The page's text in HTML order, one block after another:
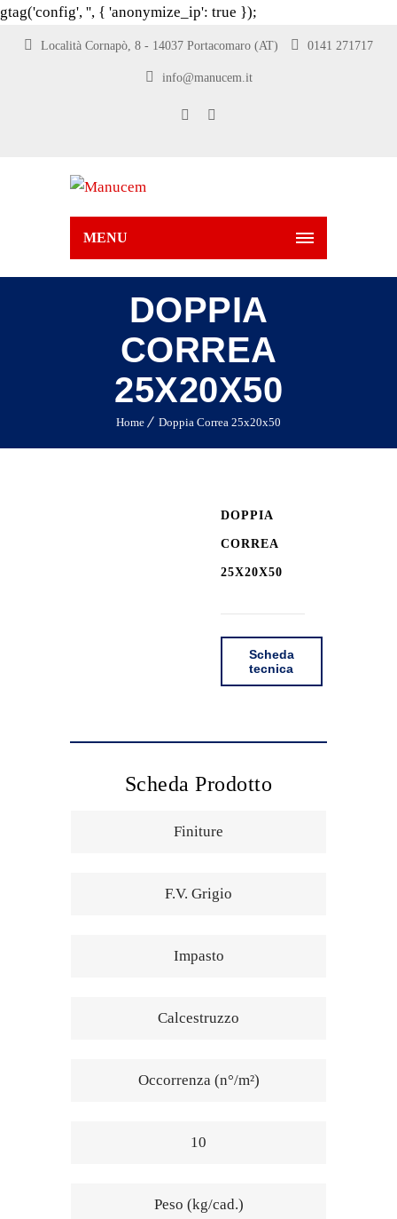
gtag('config', '', { 'anonymize_ip': true });
Località Cornapò, 8 - 14037 Portacomaro (AT) 0141 271717
info@manucem.it
MENU
DOPPIA
CORREA
25X20X50
Home Doppia Correa 25x20x50
DOPPIA
CORREA
25X20X50
Scheda
tecnica
Scheda Prodotto
Finiture
F.V. Grigio
Impasto
Calcestruzzo
Occorrenza (n°/m²)
10
Peso (kg/cad.)